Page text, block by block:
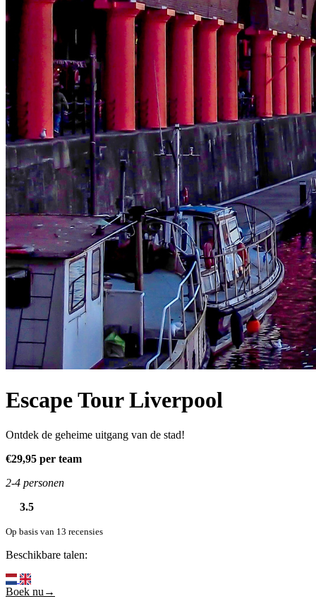
Escape Tour Liverpool
Ontdek de geheime uitgang van de stad!
€29,95 per team
2-4 personen
3.5
Op basis van 13 recensies
Beschikbare talen:
Boek nu→